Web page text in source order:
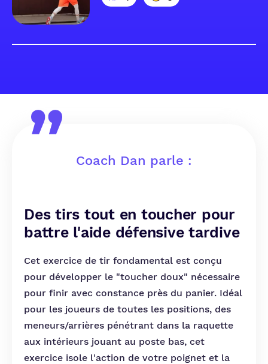
Coach Dan parle :
Des tirs tout en toucher pour
battre l'aide défensive tardive
Cet exercice de tir fondamental est conçu
pour développer le "toucher doux" nécessaire
pour finir avec constance près du panier. Idéal
pour les joueurs de toutes les positions, des
meneurs/arrières pénétrant dans la raquette
aux intérieurs jouant au poste bas, cet
exercice isole l'action de votre poignet et la